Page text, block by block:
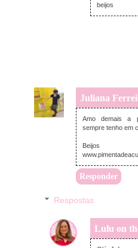
beijos
Juliana
Amo demais a
sempre tenho em
Beijos
Responder
Respostas
Lulu on